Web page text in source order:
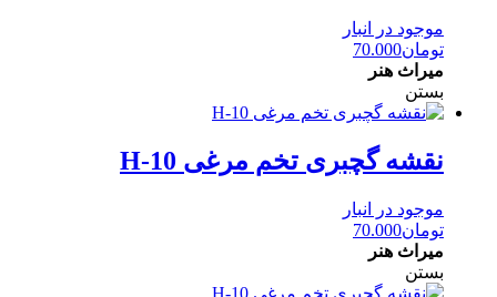
موجود در انبار
تومان70.000
میراث هنر
بستن
نقشه گچبری تخم مرغی H-10
موجود در انبار
تومان70.000
میراث هنر
بستن